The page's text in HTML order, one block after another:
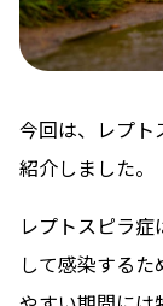
今回は、レプト
紹介しました。
レプトスピラ
して感染する